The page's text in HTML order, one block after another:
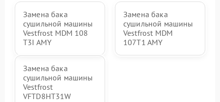
Замена бака
сушильной машины
Vestfrost MDM 108
T3I AMY
Замена бака
сушильной машины
Vestfrost MDM
107T1 AMY
Замена бака
сушильной машины
Vestfrost
VFTD8HT31W